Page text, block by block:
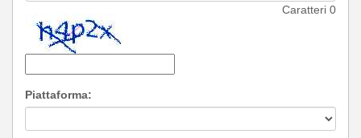
Caratteri 0
Piattaforma: